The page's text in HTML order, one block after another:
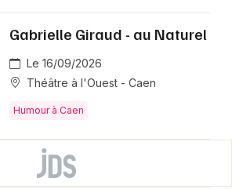
Gabrielle Giraud - au Naturel
Le 16/09/2026
Théâtre à l'Ouest - Caen
Humour à Caen